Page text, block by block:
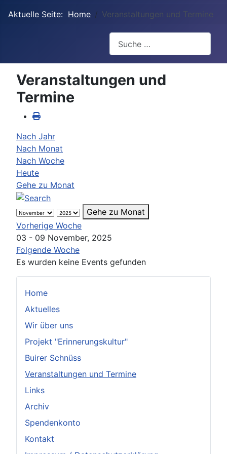
Aktuelle Seite: Home Veranstaltungen und Termine
Home
Aktuelles
Wir über uns
Projekt "Erinnerungskultur"
Buirer Schnüss
Veranstaltungen und Termine
Links
Archiv
Spendenkonto
Kontakt
Veranstaltungen und
Termine
Nach Jahr
Nach Monat
Nach Woche
Heute
Gehe zu Monat
Gehe zu Monat
Vorherige Woche
03 - 09 November, 2025
Folgende Woche
Es wurden keine Events gefunden